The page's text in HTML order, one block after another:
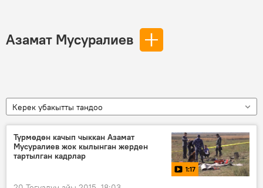
Азамат Мусуралиев
Керек убакытты тандоо
Түрмөдөн качып чыккан Азамат
Мусуралиев жок кылынган жерден
тартылган кадрлар
1:17